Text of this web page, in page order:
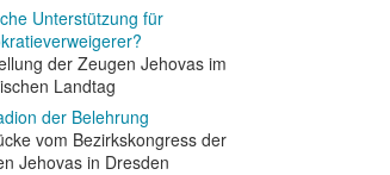
Unterstützung für
der Zeugen Jehovas im
Landtag
der Belehrung
vom Bezirkskongress der
Jehovas in Dresden